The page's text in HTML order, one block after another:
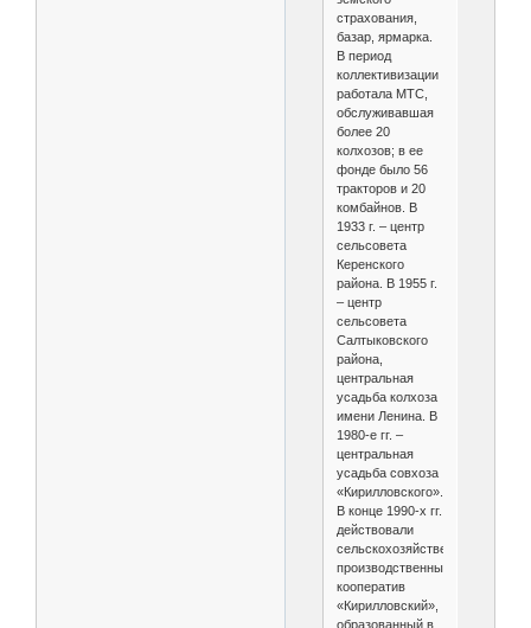
страхования,
базар, ярмарка.
В период
коллективизации
работала МТС,
обслуживавшая
более 20
колхозов; в ее
фонде было 56
тракторов и 20
комбайнов. В
1933 г. – центр
сельсовета
Керенского
района. В 1955 г.
– центр
сельсовета
Салтыковского
района,
центральная
усадьба колхоза
имени Ленина. В
1980-е гг. –
центральная
усадьба совхоза
«Кирилловского».
В конце 1990-х гг.
действовали
сельскохозяйственный
производственный
кооператив
«Кирилловский»,
образованный в